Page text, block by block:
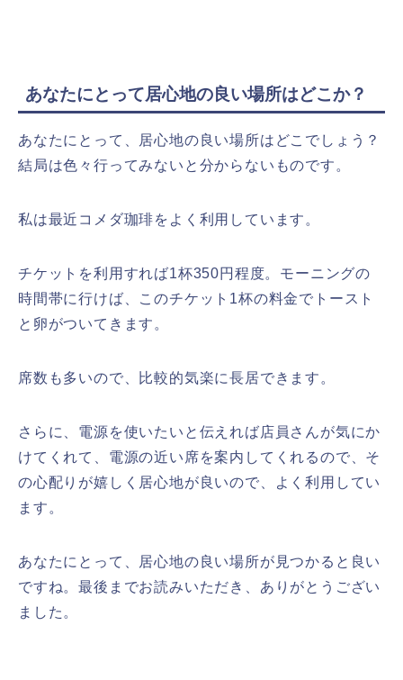
あなたにとって居心地の良い場所はどこか？
あなたにとって、居心地の良い場所はどこでしょう？
結局は色々行ってみないと分からないものです。
私は最近コメダ珈琲をよく利用しています。
チケットを利用すれば1杯350円程度。モーニングの
時間帯に行けば、このチケット1杯の料金でトースト
と卵がついてきます。
席数も多いので、比較的気楽に長居できます。
さらに、電源を使いたいと伝えれば店員さんが気にか
けてくれて、電源の近い席を案内してくれるので、そ
の心配りが嬉しく居心地が良いので、よく利用してい
ます。
あなたにとって、居心地の良い場所が見つかると良い
ですね。最後までお読みいただき、ありがとうござい
ました。